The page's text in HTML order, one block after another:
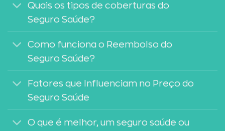
Quais os tipos de coberturas do
Seguro Saúde?
Como funciona o Reembolso do
Seguro Saúde?
Fatores que Influenciam no Preço do
Seguro Saúde
O que é melhor, um seguro saúde ou